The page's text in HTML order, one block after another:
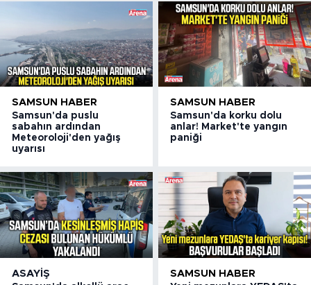
SAMSUN HABER
Samsun'da puslu
sabahın ardından
Meteoroloji'den yağış
uyarısı
SAMSUN HABER
Samsun'da korku dolu
anlar! Market'te yangın
paniği
ASAYIŞ SAMSUN HABER